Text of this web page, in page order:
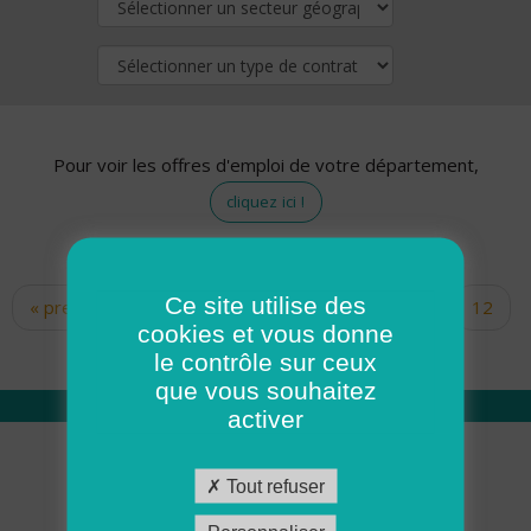
Pour voir les offres d'emploi de votre département,
cliquez ici !
Pages
« premier ‹ précédent … 10
12
14 15 16 17
Qui sommes nous
Académie ADMR
Ce site utilise des
cookies et vous donne
le contrôle sur ceux
que vous souhaitez
activer
Tout refuser